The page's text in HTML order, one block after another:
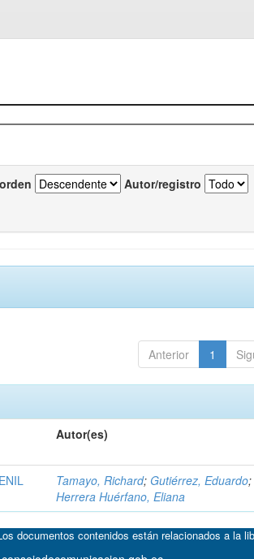
Autor/registro
Anterior 1
Autor(es)
Tamayo, Richard; Gutiérrez, Eduardo;
Herrera Huérfano, Eliana
documentos contenidos están relacionados a la